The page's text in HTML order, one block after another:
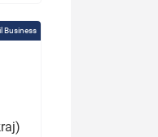
Business